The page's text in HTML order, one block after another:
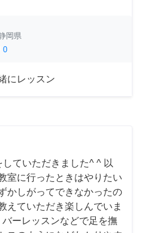
岡県
0
にレッスン
ていただきました^ ^ 以
室に行ったときはやりたい
かしがってできなかったの
えていただき楽しんでいま
ーレッスンなどで足を撫